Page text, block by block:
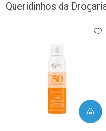
Queridinhos da
COMPRAR